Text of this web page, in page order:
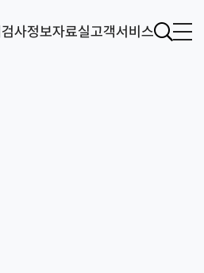
검사정보자료실고객서비스